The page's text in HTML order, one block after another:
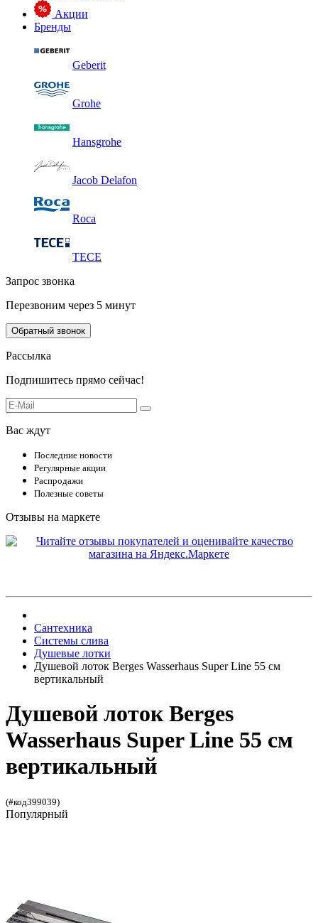
Акции
Бренды
Geberit
Grohe
Hansgrohe
Jacob Delafon
Roca
TECE
Запрос звонка
Перезвоним через 5 минут
Обратный звонок
Рассылка
Подпишитесь прямо сейчас!
Вас ждут
Последние новости
Регулярные акции
Распродажи
Полезные советы
Отзывы на маркете
Сантехника
Системы слива
Душевые лотки
Душевой лоток Berges Wasserhaus Super Line 55 см
вертикальный
Душевой лоток Berges
Wasserhaus Super Line 55 см
вертикальный
(#код399039)
Популярный